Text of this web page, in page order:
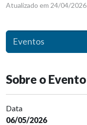
Atualizado em 24/04/2026
Eventos
Sobre o Evento
Data
06/05/2026